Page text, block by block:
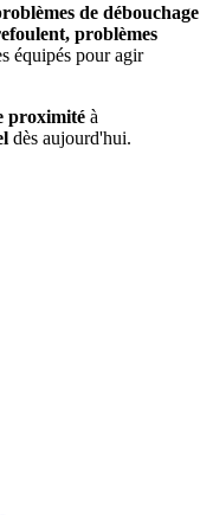
de débouchage
problèmes
équipés pour agir
proximité à
dès aujourd'hui.